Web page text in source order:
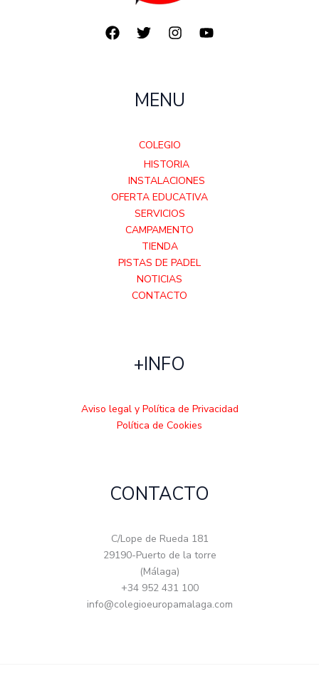
MENU
COLEGIO
HISTORIA
INSTALACIONES
OFERTA EDUCATIVA
SERVICIOS
CAMPAMENTO
TIENDA
PISTAS DE PADEL
NOTICIAS
CONTACTO
+INFO
Aviso legal y Política de Privacidad
Política de Cookies
CONTACTO
C/Lope de Rueda 181
29190-Puerto de la torre
(Málaga)
+34 952 431 100
info@colegioeuropamalaga.com